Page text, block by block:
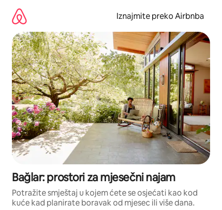
sadržaj
Iznajmite preko Airbnba
Bağlar: prostori za mjesečni najam
Potražite smještaj u kojem ćete se osjećati kao kod
kuće kad planirate boravak od mjesec ili više dana.